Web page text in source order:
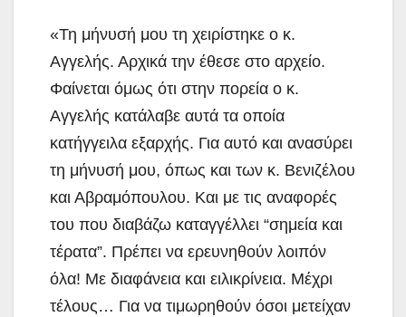
«Τη μήνυσή μου τη χειρίστηκε ο κ.
Αγγελής. Αρχικά την έθεσε στο αρχείο.
Φαίνεται όμως ότι στην πορεία ο κ.
Αγγελής κατάλαβε αυτά τα οποία
κατήγγειλα εξαρχής. Για αυτό και ανασύρει
τη μήνυσή μου, όπως και των κ. Βενιζέλου
και Αβραμόπουλου. Και με τις αναφορές
του που διαβάζω καταγγέλλει “σημεία και
τέρατα”. Πρέπει να ερευνηθούν λοιπόν
όλα! Με διαφάνεια και ειλικρίνεια. Μέχρι
τέλους… Για να τιμωρηθούν όσοι μετείχαν